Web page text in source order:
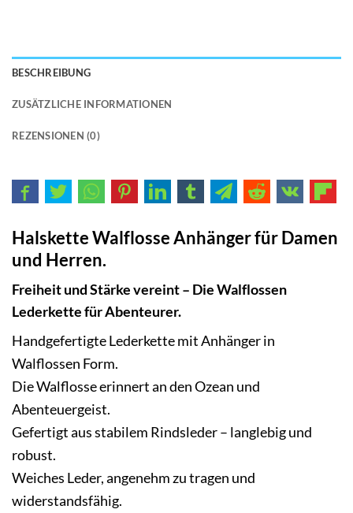
BESCHREIBUNG
ZUSÄTZLICHE INFORMATIONEN
REZENSIONEN (0)
Halskette Walflosse Anhänger für Damen
und Herren.
Freiheit und Stärke vereint – Die Walflossen
Lederkette für Abenteurer.
Handgefertigte Lederkette mit Anhänger in
Walflossen Form.
Die Walflosse erinnert an den Ozean und
Abenteuergeist.
Gefertigt aus stabilem Rindsleder– langlebig und
robust.
Weiches Leder, angenehm zu tragen und
widerstandsfähig.